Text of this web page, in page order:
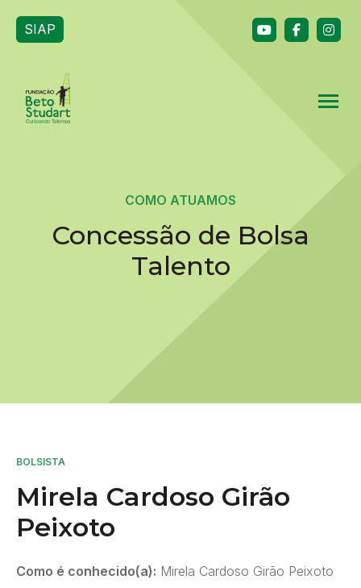
SIAP
COMO ATUAMOS
Concessão de Bolsa
Talento
BOLSISTA
Mirela Cardoso Girão
Peixoto
Como é conhecido(a): Mirela Cardoso Girão Peixoto